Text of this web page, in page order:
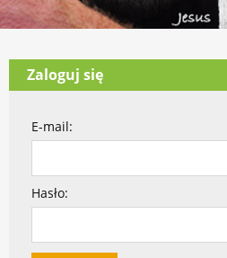
Zaloguj się
E-mail:
Hasło: